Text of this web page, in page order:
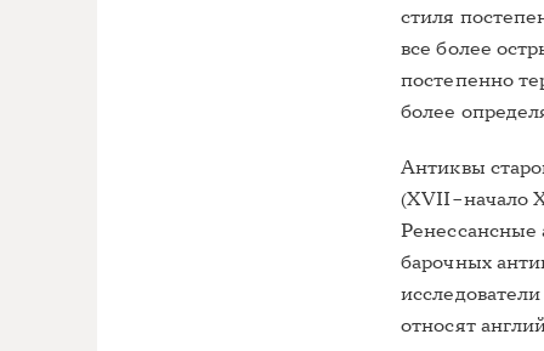
стиля
все более
постепенно
более
Антиквы
(XVII–начало
Ренессансные
барочных
относят